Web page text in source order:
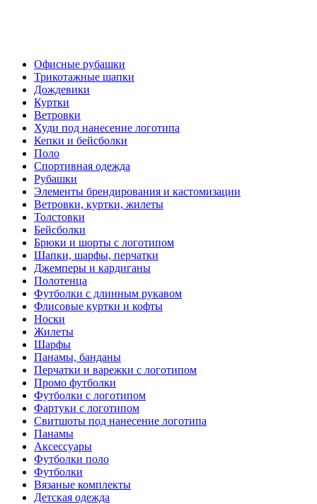
Офисные рубашки
Трикотажные шапки
Дождевики
Куртки
Ветровки
Худи под нанесение логотипа
Кепки и бейсболки
Поло
Спортивная одежда
Рубашки
Элементы брендирования и кастомизации
Ветровки, куртки, жилеты
Толстовки
Бейсболки
Брюки и шорты с логотипом
Шапки, шарфы, перчатки
Джемперы и кардиганы
Полотенца
Футболки с длинным рукавом
Флисовые куртки и кофты
Носки
Жилеты
Шарфы
Панамы, банданы
Перчатки и варежки с логотипом
Промо футболки
Футболки с логотипом
Фартуки с логотипом
Свитшоты под нанесение логотипа
Панамы
Аксессуары
Футболки поло
Футболки
Вязаные комплекты
Детская одежда